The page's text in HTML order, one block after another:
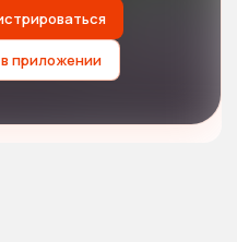
приложении